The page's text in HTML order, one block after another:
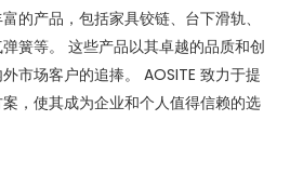
的产品，包括家具铰链、台下滑轨、
簧等。 这些产品以其卓越的品质和创
市场客户的追捧。 AOSITE 致力于提
，使其成为企业和个人值得信赖的选